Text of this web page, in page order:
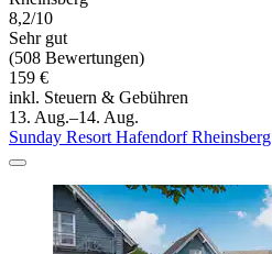
8,2/10
Sehr gut
(508 Bewertungen)
159 €
inkl. Steuern & Gebühren
13. Aug.–14. Aug.
Sunday Resort Hafendorf Rheinsberg